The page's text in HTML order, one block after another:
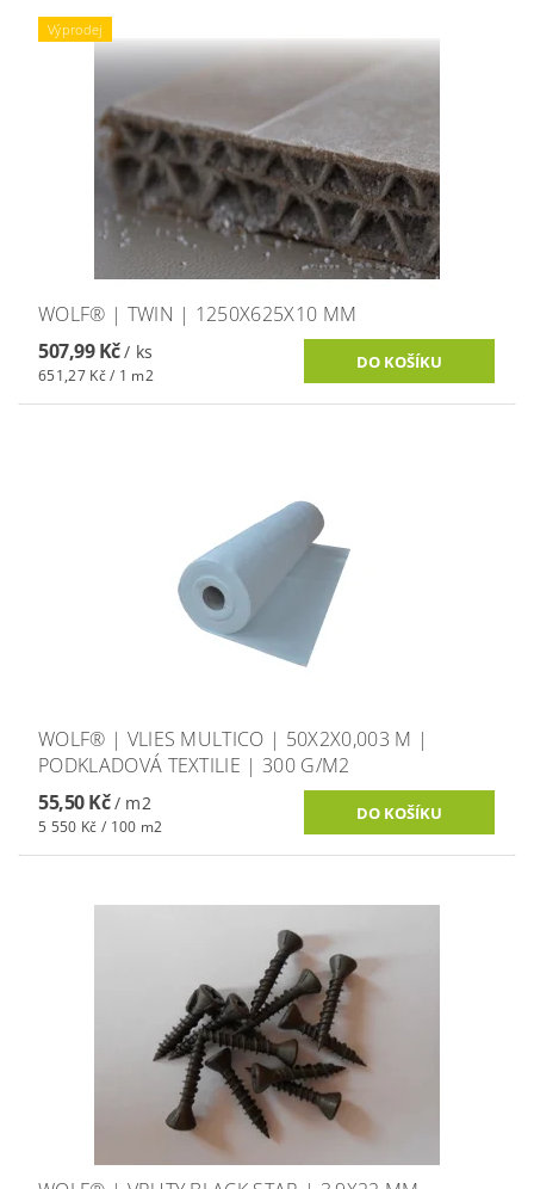
Výprodej
WOLF® | TWIN | 1250X625X10 MM
507,99 Kč/ ks
651,27 Kč / 1 m2
WOLF® | VLIES MULTICO | 50X2X0,003 M |
PODKLADOVÁ TEXTILIE | 300 G/M2
55,50 Kč/ m2
5 550 Kč / 100 m2